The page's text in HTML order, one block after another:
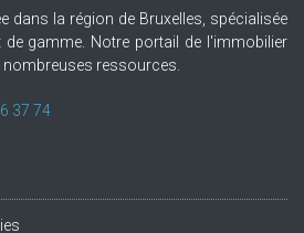
dans la région de Bruxelles, spécialisée
de gamme. Notre portail de l'immobilier
ressources.
37 74